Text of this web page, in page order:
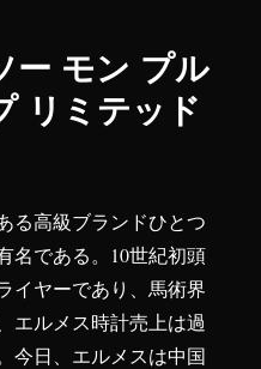
ー モン プル
リミテッド
る高級ブランドひとつ
名である。10世紀初頭
イヤーであり、馬術界
エルメス時計売上は過
今日、エルメスは中国